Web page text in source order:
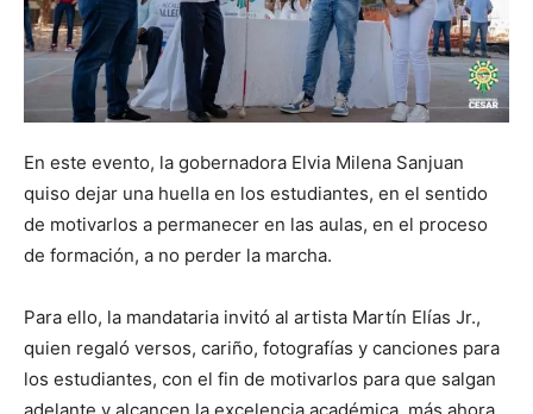
En este evento, la gobernadora Elvia Milena Sanjuan
quiso dejar una huella en los estudiantes, en el sentido
de motivarlos a permanecer en las aulas, en el proceso
de formación, a no perder la marcha.
Para ello, la mandataria invitó al artista Martín Elías Jr.,
quien regaló versos, cariño, fotografías y canciones para
los estudiantes, con el fin de motivarlos para que salgan